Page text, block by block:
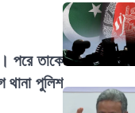
পরে তাকে
থানা পুলিশ